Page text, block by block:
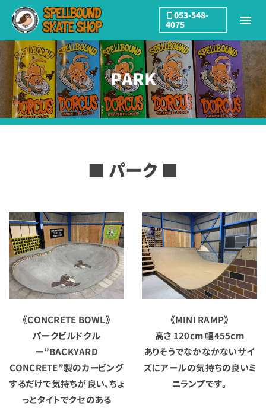
053-548-
4075
PARK
■ パーク ■
《CONCRETE BOWL》
パークビルドクル
ー”BACKYARD
CONCRETE”製のカービング
するだけで気持ちが良い、ちょ
っとタイトでクセのある
《MINI RAMP》
高さ 120cm 幅455cm
ありそうでなかなかないサイ
ズにアールの気持ちの良いミ
ニランプです。